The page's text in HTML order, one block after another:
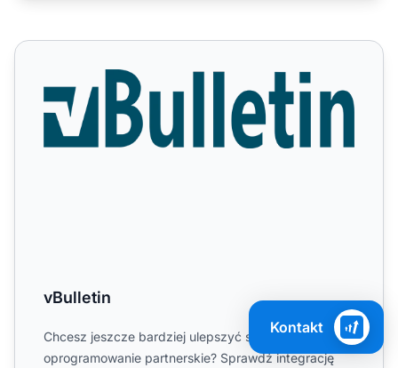
vBulletin
vBulletin
Chcesz jeszcze bardziej ulepszyć swoje
oprogramowanie partnerskie? Sprawdź integrację
Kontakt